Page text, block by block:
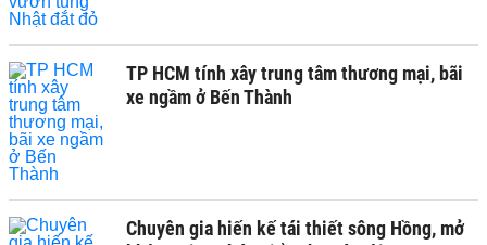
TP HCM tính xây trung tâm thương mại, bãi
xe ngầm ở Bến Thành
Chuyên gia hiến kế tái thiết sông Hồng, mở